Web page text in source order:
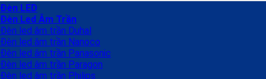
Đèn LED
Đèn Led Âm Trần
Đèn led âm trần Duhal
Đèn led âm trần Nanoco
Đèn led âm trần Panasonic
Đèn led âm trần Paragon
Đèn led âm trần Philips